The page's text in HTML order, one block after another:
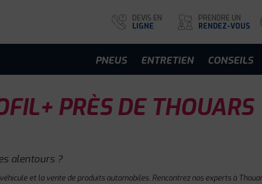
DEVIS EN
LIGNE
PRENDRE UN
RENDEZ-VOUS
PNEUS ENTRETIEN CONSEILS
PRÈS DE THOUARS
alentours ?
et la vente de produits automobiles. Rencontrez nos experts à